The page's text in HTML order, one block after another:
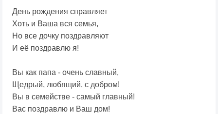
День рождения справляет
Хоть и Ваша вся семья,
Но все дочку поздравляют
И её поздравлю я!
Вы как папа - очень славный,
Щедрый, любящий, с добром!
Вы в семействе - самый главный!
Вас поздравлю и Ваш дом!